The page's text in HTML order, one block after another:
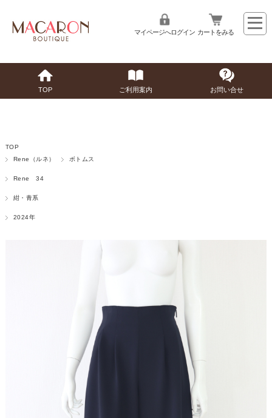
マイページへログイン カートをみる
TOP ご利用案内 お問い合せ
TOP
Rene（ルネ）
ボトムス
Rene 34
紺・青系
2024年